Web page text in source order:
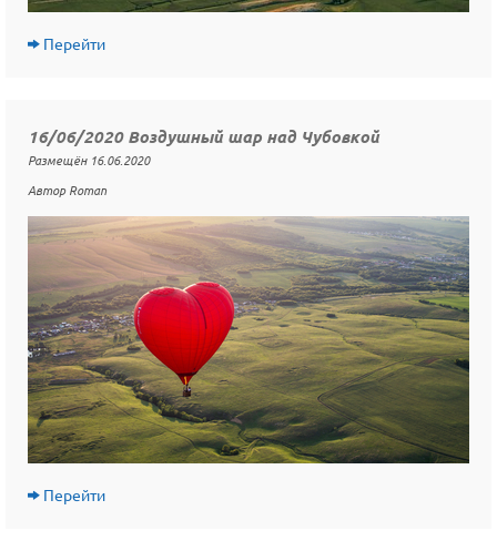
Перейти
16/06/2020 Воздушный шар над Чубовкой
Размещён 16.06.2020
Автор Roman
Перейти